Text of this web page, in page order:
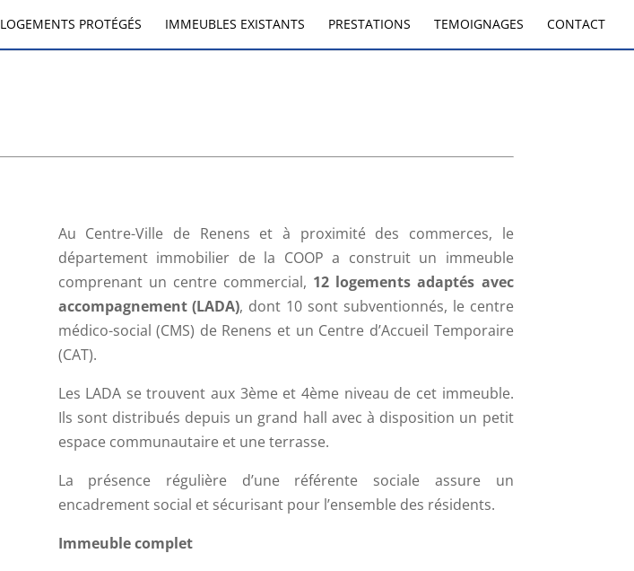
LOGEMENTS PROTÉGÉS IMMEUBLES EXISTANTS PRESTATIONS TEMOIGNAGES CONTACT
Au Centre-Ville de Renens et à proximité des commerces, le
département immobilier de la COOP a construit un immeuble
comprenant un centre commercial, 12 logements adaptés avec
accompagnement (LADA), dont 10 sont subventionnés, le centre
médico-social (CMS) de Renens et un Centre d’Accueil Temporaire
(CAT).
Les LADA se trouvent aux 3ème et 4ème niveau de cet immeuble.
Ils sont distribués depuis un grand hall avec à disposition un petit
espace communautaire et une terrasse.
La présence régulière d’une référente sociale assure un
encadrement social et sécurisant pour l’ensemble des résidents.
Immeuble complet